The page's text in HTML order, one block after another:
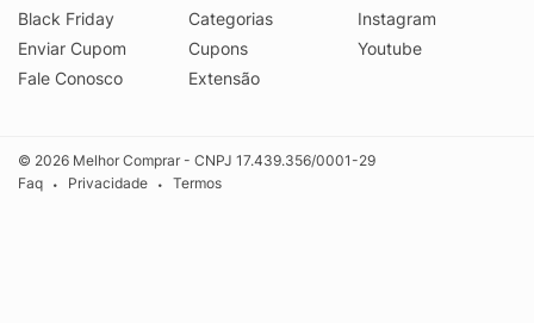
Black Friday
Enviar Cupom
Fale Conosco
Categorias
Cupons
Extensão
Instagram
Youtube
© 2026 Melhor Comprar - CNPJ 17.439.356/0001-29
Faq
• Privacidade • Termos